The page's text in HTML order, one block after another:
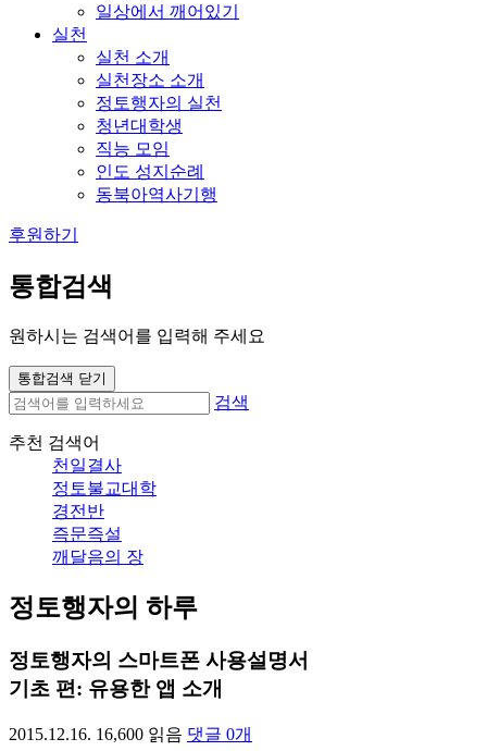
일상에서 깨어있기
실천
실천 소개
실천장소 소개
정토행자의 실천
청년대학생
직능 모임
인도 성지순례
동북아역사기행
후원하기
통합검색
원하시는 검색어를 입력해 주세요
통합검색 닫기
검색
추천 검색어
천일결사
정토불교대학
경전반
즉문즉설
깨달음의 장
정토행자의 하루
정토행자의 스마트폰 사용설명서
기초 편: 유용한 앱 소개
2015.12.16. 16,600 읽음 댓글 0개